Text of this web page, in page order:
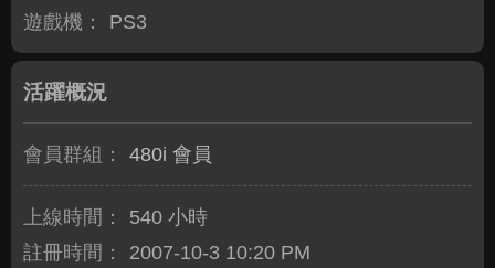
遊戲機：
PS3
活躍概況
會員群組： 480i 會員
上線時間：
540 小時
註冊時間：
2007-10-3 10:20 PM